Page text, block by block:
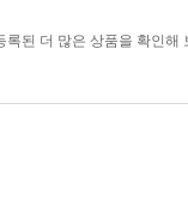
록된 더 많은 상품을 확인해